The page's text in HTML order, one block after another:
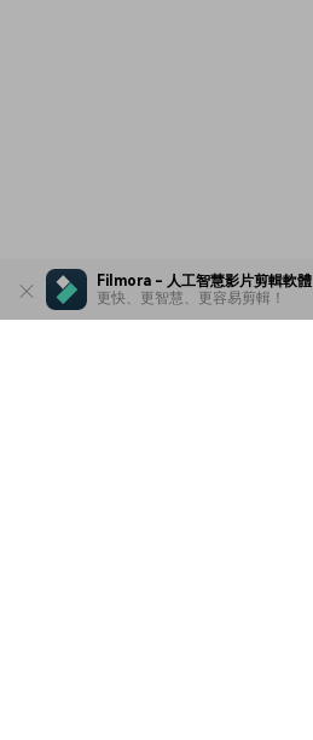
Filmora - 人工智慧影片剪輯軟體
更快、更智慧、更容易剪輯！